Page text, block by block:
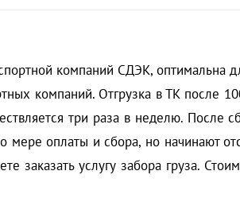
компаний СДЭК, оптимальна
компаний. Отгрузка в ТК после
три раза в неделю. После
оплаты и сбора, но начинают
заказать услугу забора груза.